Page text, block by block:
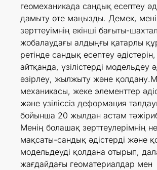
геомеханикада сандық есептеу
дамыту өте маңызды. Демек,
зерттеуімнің екінші бағыты-
жобалаудағы алдыңғы қатарлы
ретінде сандық есептеу
айтқанда, үзілістерді модельдеу
әзірлеу, жылжыту және
механикасы, жеке элементтер
және үзіліссіз деформация
бойынша 20 жылдан астам
Менің болашақ зерттеулерімнің
мақсаты-сандық әдістерді және
модельдеуді қолдана отырып,
жағдайдағы геоматериалдар мен